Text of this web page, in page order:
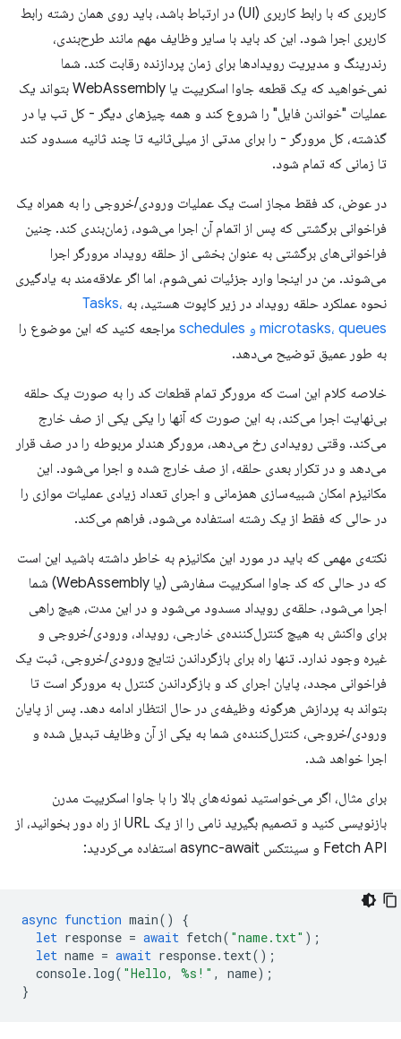
کاربری که با رابط کاربری (UI) در ارتباط باشد، باید روی همان رشته رابط
کاربری اجرا شود. این کد باید با سایر وظایف مهم مانند طرح‌بندی،
رندرینگ و مدیریت رویدادها برای زمان پردازنده رقابت کند. شما
نمی‌خواهید که یک قطعه جاوا اسکریپت یا WebAssembly بتواند یک
عملیات "خواندن فایل" را شروع کند و همه چیزهای دیگر - کل تب یا در
گذشته، کل مرورگر - را برای مدتی از میلی‌ثانیه تا چند ثانیه مسدود کند
تا زمانی که تمام شود.
در عوض، کد فقط مجاز است یک عملیات ورودی/خروجی را به همراه یک
فراخوانی برگشتی که پس از اتمام آن اجرا می‌شود، زمان‌بندی کند. چنین
فراخوانی‌های برگشتی به عنوان بخشی از حلقه رویداد مرورگر اجرا
می‌شوند. من در اینجا وارد جزئیات نمی‌شوم، اما اگر علاقه‌مند به یادگیری
نحوه عملکرد حلقه رویداد در زیر کاپوت هستید، به Tasks،
microtasks، queues و schedules
مراجعه کنید که این موضوع را
به طور عمیق توضیح می‌دهد.
خلاصه کلام این است که مرورگر تمام قطعات کد را به صورت یک حلقه
بی‌نهایت اجرا می‌کند، به این صورت که آنها را یکی یکی از صف خارج
می‌کند. وقتی رویدادی رخ می‌دهد، مرورگر هندلر مربوطه را در صف قرار
می‌دهد و در تکرار بعدی حلقه، از صف خارج شده و اجرا می‌شود. این
مکانیزم امکان شبیه‌سازی همزمانی و اجرای تعداد زیادی عملیات موازی را
در حالی که فقط از یک رشته استفاده می‌شود، فراهم می‌کند.
نکته‌ی مهمی که باید در مورد این مکانیزم به خاطر داشته باشید این است
که در حالی که کد جاوا اسکریپت سفارشی (یا WebAssembly) شما
اجرا می‌شود، حلقه‌ی رویداد مسدود می‌شود و در این مدت، هیچ راهی
برای واکنش به هیچ کنترل‌کننده‌ی خارجی، رویداد، ورودی/خروجی و
غیره وجود ندارد. تنها راه برای بازگرداندن نتایج ورودی/خروجی، ثبت یک
فراخوانی مجدد، پایان اجرای کد و بازگرداندن کنترل به مرورگر است تا
بتواند به پردازش هرگونه وظیفه‌ی در حال انتظار ادامه دهد. پس از پایان
ورودی/خروجی، کنترل‌کننده‌ی شما به یکی از آن وظایف تبدیل شده و
اجرا خواهد شد.
برای مثال، اگر می‌خواستید نمونه‌های بالا را با جاوا اسکریپت مدرن
بازنویسی کنید و تصمیم بگیرید نامی را از یک URL از راه دور بخوانید، از
Fetch API و سینتکس async-await استفاده می‌کردید:
async function main()
{
let response = await fetch( "name.txt" );
let name = await response. text();
console. log( "Hello, %s!" , name);
}